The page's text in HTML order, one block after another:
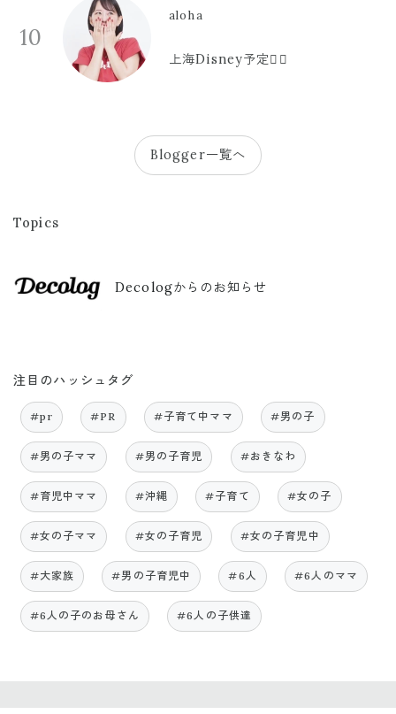
10
aloha
上海Disney予定🫪🩷
Blogger一覧へ
Topics
Decologからのお知らせ
注目のハッシュタグ
#pr #PR #子育て中ママ #男の子
#男の子ママ #男の子育児 #おきなわ
#育児中ママ #沖縄 #子育て #女の子
#女の子ママ #女の子育児 #女の子育児中
#大家族 #男の子育児中 #6人 #6人のママ
#6人の子のお母さん #6人の子供達